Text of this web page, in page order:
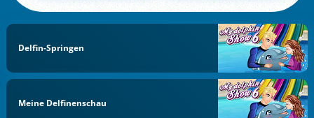
Delfin-Springen
Meine Delfinenschau